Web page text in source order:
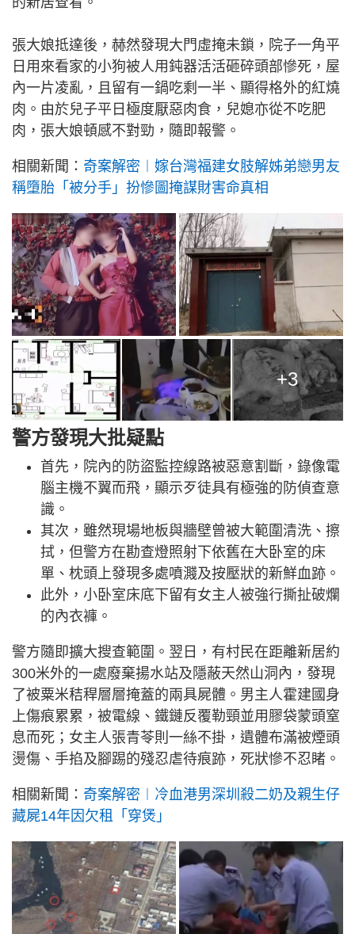
張大娘抵達後，赫然發現大門虛掩未鎖，院子一角平
日用來看家的小狗被人用鈍器活活砸碎頭部慘死，屋
內一片凌亂，且留有一鍋吃剩一半、顯得格外的紅燒
肉。由於兒子平日極度厭惡肉食，兒媳亦從不吃肥
肉，張大娘頓感不對勁，隨即報警。
相關新聞： 奇案解密︱嫁台灣福建女肢解姊弟戀男友
稱墮胎「被分手」扮慘圖掩謀財害命真相
+3
警方發現大批疑點
首先，院內的防盜監控線路被惡意割斷，錄像電
腦主機不翼而飛，顯示歹徒具有極強的防偵查意
識。
其次，雖然現場地板與牆壁曾被大範圍清洗、擦
拭，但警方在勘查燈照射下依舊在大卧室的床
單、枕頭上發現多處噴濺及按壓狀的新鮮血跡。
此外，小卧室床底下留有女主人被強行撕扯破爛
的內衣褲。
警方隨即擴大搜查範圍。翌日，有村民在距離新居約
300米外的一處廢棄揚水站及隱蔽天然山洞內，發現
了被粟米秸稈層層掩蓋的兩具屍體。男主人霍建國身
上傷痕累累，被電線、鐵鏈反覆勒頸並用膠袋蒙頭窒
息而死；女主人張青苓則一絲不掛，遺體布滿被煙頭
燙傷、手掐及腳踢的殘忍虐待痕跡，死狀慘不忍睹。
相關新聞： 奇案解密︱冷血港男深圳殺二奶及親生仔
藏屍14年因欠租「穿煲」